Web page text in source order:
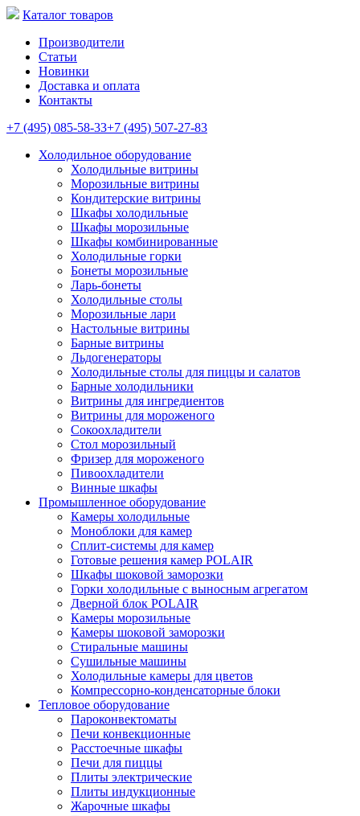
Каталог товаров
Производители
Статьи
Новинки
Доставка и оплата
Контакты
+7 (495) 085-58-33+7 (495) 507-27-83
Холодильное оборудование
Холодильные витрины
Морозильные витрины
Кондитерские витрины
Шкафы холодильные
Шкафы морозильные
Шкафы комбинированные
Холодильные горки
Бонеты морозильные
Ларь-бонеты
Холодильные столы
Морозильные лари
Настольные витрины
Барные витрины
Льдогенераторы
Холодильные столы для пиццы и салатов
Барные холодильники
Витрины для ингредиентов
Витрины для мороженого
Сокоохладители
Стол морозильный
Фризер для мороженого
Пивоохладители
Винные шкафы
Промышленное оборудование
Камеры холодильные
Моноблоки для камер
Сплит-системы для камер
Готовые решения камер POLAIR
Шкафы шоковой заморозки
Горки холодильные с выносным агрегатом
Дверной блок POLAIR
Камеры морозильные
Камеры шоковой заморозки
Стиральные машины
Сушильные машины
Холодильные камеры для цветов
Компрессорно-конденсаторные блоки
Тепловое оборудование
Пароконвектоматы
Печи конвекционные
Расстоечные шкафы
Печи для пиццы
Плиты электрические
Плиты индукционные
Жарочные шкафы